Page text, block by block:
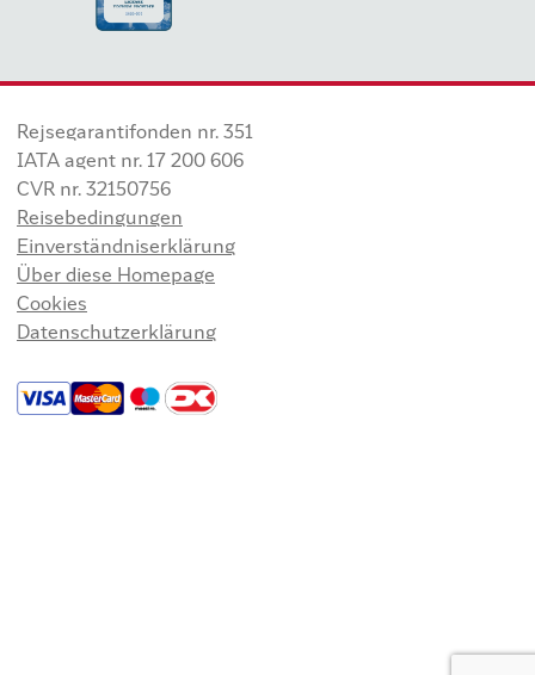
Rejsegarantifonden nr. 351
IATA agent nr. 17 200 606
CVR nr. 32150756
Reisebedingungen
Einverständniserklärung
Über diese Homepage
Cookies
Datenschutzerklärung